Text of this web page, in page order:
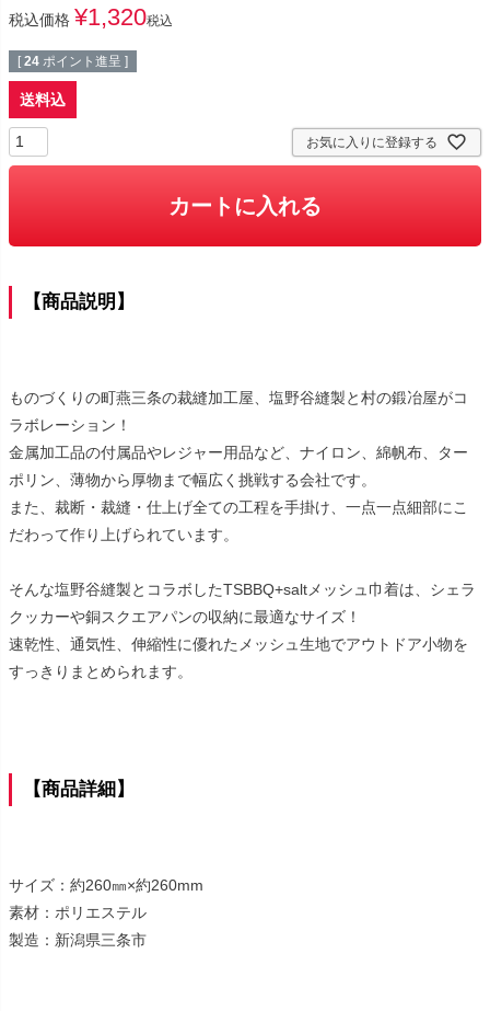
税込価格 ¥1,320税込
[ 24 ポイント進呈 ]
送料込
お気に入りに登録する
カートに入れる
【商品説明】
ものづくりの町燕三条の裁縫加工屋、塩野谷縫製と村の鍛冶屋がコ
ラボレーション！
金属加工品の付属品やレジャー用品など、ナイロン、綿帆布、ター
ポリン、薄物から厚物まで幅広く挑戦する会社です。
また、裁断・裁縫・仕上げ全ての工程を手掛け、一点一点細部にこ
だわって作り上げられています。
そんな塩野谷縫製とコラボしたTSBBQ+saltメッシュ巾着は、シェラ
クッカーや銅スクエアパンの収納に最適なサイズ！
速乾性、通気性、伸縮性に優れたメッシュ生地でアウトドア小物を
すっきりまとめられます。
【商品詳細】
サイズ：約260㎜×約260mm
素材：ポリエステル
製造：新潟県三条市